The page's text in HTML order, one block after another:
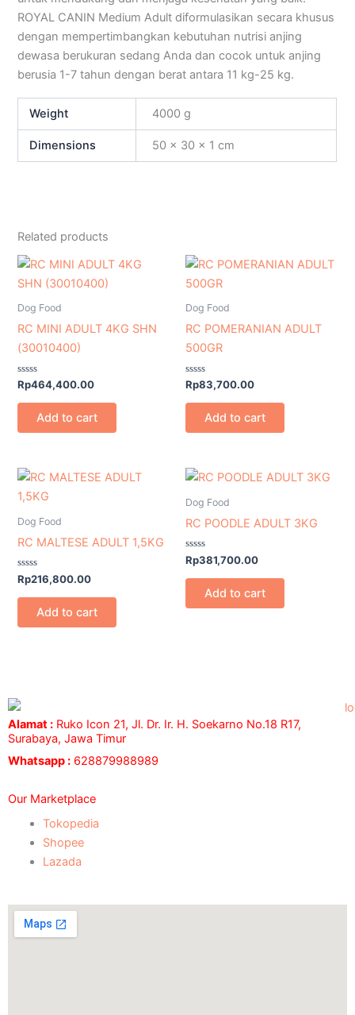
ROYAL CANIN Medium Adult diformulasikan secara khusus
dengan mempertimbangkan kebutuhan nutrisi anjing
dewasa berukuran sedang Anda dan cocok untuk anjing
berusia 1-7 tahun dengan berat antara 11 kg-25 kg.
Weight 4000 g
Dimensions 50 × 30 × 1 cm
Related products
Dog Food
RC MINI ADULT 4KG SHN
(30010400)
Rated
out
Rp464,400.00
Add to cart
Dog Food
RC POMERANIAN ADULT
500GR
Rated
out
Rp83,700.00
Add to cart
Dog Food
RC MALTESE ADULT 1,5KG
Rated
0
out
Rp216,800.00
Add to cart
Dog Food
RC POODLE ADULT 3KG
Rated
0
out
Rp381,700.00
Add to cart
Alamat : Ruko Icon 21, Jl. Dr. Ir. H. Soekarno No.18 R17,
Surabaya, Jawa Timur
Whatsapp : 628879988989
Our Marketplace
Tokopedia
Shopee
Lazada